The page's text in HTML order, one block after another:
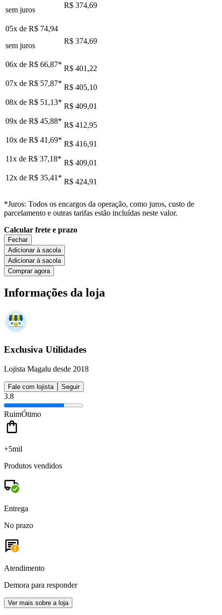
sem juros
R$ 374,69
05x de R$ 74,94
sem juros
R$ 374,69
06x de R$ 66,87* R$ 401,22
07x de R$ 57,87* R$ 405,10
08x de R$ 51,13* R$ 409,01
09x de R$ 45,88* R$ 412,95
10x de R$ 41,69* R$ 416,91
11x de R$ 37,18* R$ 409,01
12x de R$ 35,41 * R$ 424,91
*Juros: Todos os encargos da operação, como juros, custo de
parcelamento e outras tarifas estão incluídas neste valor.
Calcular frete e prazo
Fechar
Adicionar à sacola
Adicionar à sacola
Comprar agora
Informações da loja
Exclusiva Utilidades
Lojista Magalu desde 2018
Fale com lojista Seguir
3.8
RuimÓtimo
+5mil
Produtos vendidos
Entrega
No prazo
Atendimento
Demora para responder
Ver mais sobre a loja